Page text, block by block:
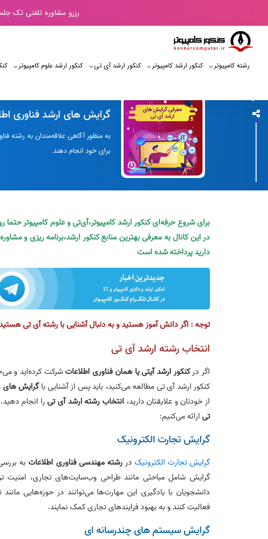
رزرو مشاوره تلفنی تک
رشته کامپیوتر کنکور ارشد کامپیوتر کنکور ارشد آی‌ تی کنکور ارشد علوم کامپیوتر
گرایش‌ های ارشد فناوری
برای خود انجام دهند.
برای شروع حرفه‌ای کنکور ارشد کامپیوتر،آی‌تی و علوم کامپیوتر
در این کانال به معرفی بهترین منابع کنکور ارشد،برنامه ریزی و
دارید پرداخته شده است
توجه : اگر دانش آموز هستید و به دنبال آشنایی با رشته آی تی
انتخاب رشته ارشد آی‌ تی
اگر درکنکور ارشد آیتی یا همان فناوری اطلاعاتشرکت‌ کرده‌اید و
کنکور ارشد آی تی مطالعه می‌کنید، باید پس از آشنایی باگرایش های
از خودتان و علایقتان دارید،انتخاب رشته ارشد آی تیرا انجام
تیارائه می‌کنیم:
گرایش تجارت الکترونیک
گرایش تجارت الکترونیک دررشته مهندسی فناوری اطلاعاتبه
گرایش شامل مباحثی مانند طراحی وب‌سایت‌های تجاری، امنیت
دانشجویان با یادگیری این مهارت‌ها می‌توانند در حوزه‌هایی
فعالیت کنند و به بهبود فرایندهای تجاری کمک نمایند.
گرایش سیستم‌ های چندرسانه‌ ای